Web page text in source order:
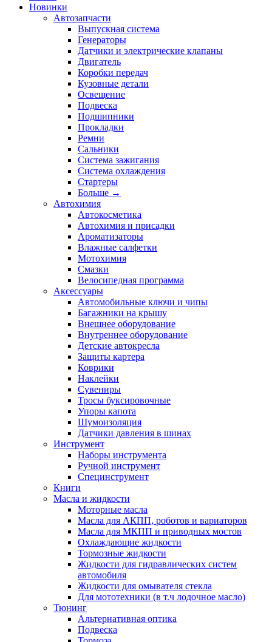
Новинки
Автозапчасти
Выпускная система
Генераторы
Датчики и электрические клапаны
Двигатель
Коробки передач
Кузовные детали
Освещение
Подвеска
Подшипники
Прокладки
Ремни
Сальники
Система зажигания
Система охлаждения
Стартеры
Больше →
Автохимия
Автокосметика
Автохимия и присадки
Ароматизаторы
Влажные салфетки
Мотохимия
Смазки
Велосипедная программа
Аксессуары
Автомобильные ключи и чипы
Багажники на крышу
Внешнее оборудование
Внутреннее оборудование
Детские автокресла
Защиты картера
Коврики
Наклейки
Сувениры
Тросы буксировочные
Упоры капота
Шумоизоляция
Датчики давления в шинах
Инструмент
Наборы инструмента
Ручной инструмент
Специнструмент
Книги
Масла и жидкости
Моторные масла
Масла для АКПП, роботов и вариаторов
Масла для МКПП и приводных мостов
Охлаждающие жидкости
Тормозные жидкости
Жидкости для гидравлических систем
автомобиля
Жидкости для омывателя стекла
Для мототехники (в т.ч лодочное масло)
Тюнинг
Альтернативная оптика
Подвеска